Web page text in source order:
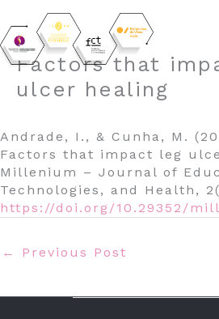
Skip
content
Factors that
ulcer healing
Andrade, I., & Cunha, M.
Factors that impact leg
Millenium – Journal of
Technologies, and Health,
https://doi.org/10.29352/
← Previous Post